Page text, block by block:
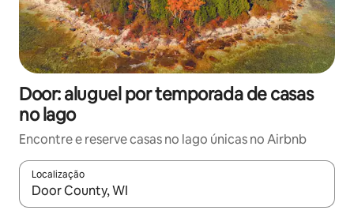
Door: aluguel por temporada de casas
no lago
Encontre e reserve casas no lago únicas no Airbnb
Localização
Quando os resultados estiverem disponíveis, explore-os